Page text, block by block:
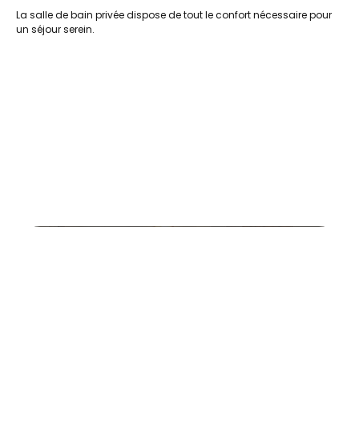
La salle de bain privée dispose de tout le confort nécessaire pour
un séjour serein.